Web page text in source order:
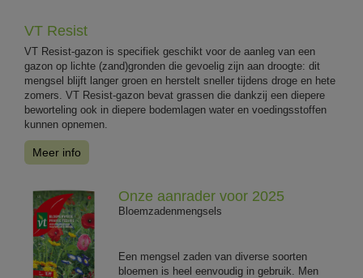
VT Resist
VT Resist-gazon is specifiek geschikt voor de aanleg van een
gazon op lichte (zand)gronden die gevoelig zijn aan droogte: dit
mengsel blijft langer groen en herstelt sneller tijdens droge en hete
zomers. VT Resist-gazon bevat grassen die dankzij een diepere
beworteling ook in diepere bodemlagen water en voedingsstoffen
kunnen opnemen.
Meer info
Onze aanrader voor 2025
Bloemzadenmengsels
Een mengsel zaden van diverse soorten
bloemen is heel eenvoudig in gebruik. Men